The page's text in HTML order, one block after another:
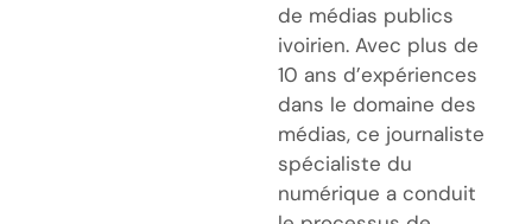
de médias publics
ivoirien. Avec plus de
10 ans d’expériences
dans le domaine des
médias, ce journaliste
spécialiste du
numérique a conduit